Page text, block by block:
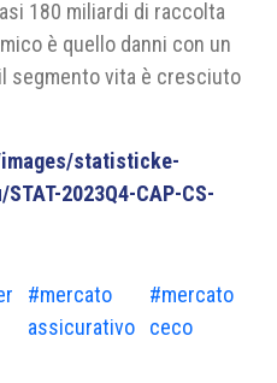
180 miliardi di raccolta
è quello danni con un
segmento vita è cresciuto
statisticke-
2023Q4-CAP-CS-
#mercato
assicurativo
#mercato
ceco